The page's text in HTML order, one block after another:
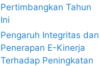
Pertimbangkan Tahun
Ini
Pengaruh Integritas dan
Penerapan E-Kinerja
Terhadap Peningkatan